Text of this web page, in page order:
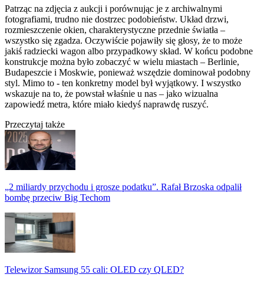
Patrząc na zdjęcia z aukcji i porównując je z archiwalnymi
fotografiami, trudno nie dostrzec podobieństw. Układ drzwi,
rozmieszczenie okien, charakterystyczne przednie światła –
wszystko się zgadza. Oczywiście pojawiły się głosy, że to może
jakiś radziecki wagon albo przypadkowy skład. W końcu podobne
konstrukcje można było zobaczyć w wielu miastach – Berlinie,
Budapeszcie i Moskwie, ponieważ wszędzie dominował podobny
styl. Mimo to - ten konkretny model był wyjątkowy. I wszystko
wskazuje na to, że powstał właśnie u nas – jako wizualna
zapowiedź metra, które miało kiedyś naprawdę ruszyć.
Przeczytaj także
„2 miliardy przychodu i grosze podatku”. Rafał Brzoska odpalił
bombę przeciw Big Techom
Telewizor Samsung 55 cali: OLED czy QLED?